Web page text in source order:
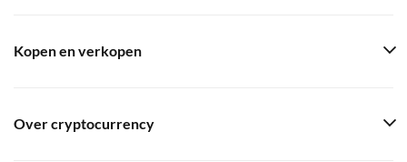
Kopen en verkopen
Over cryptocurrency